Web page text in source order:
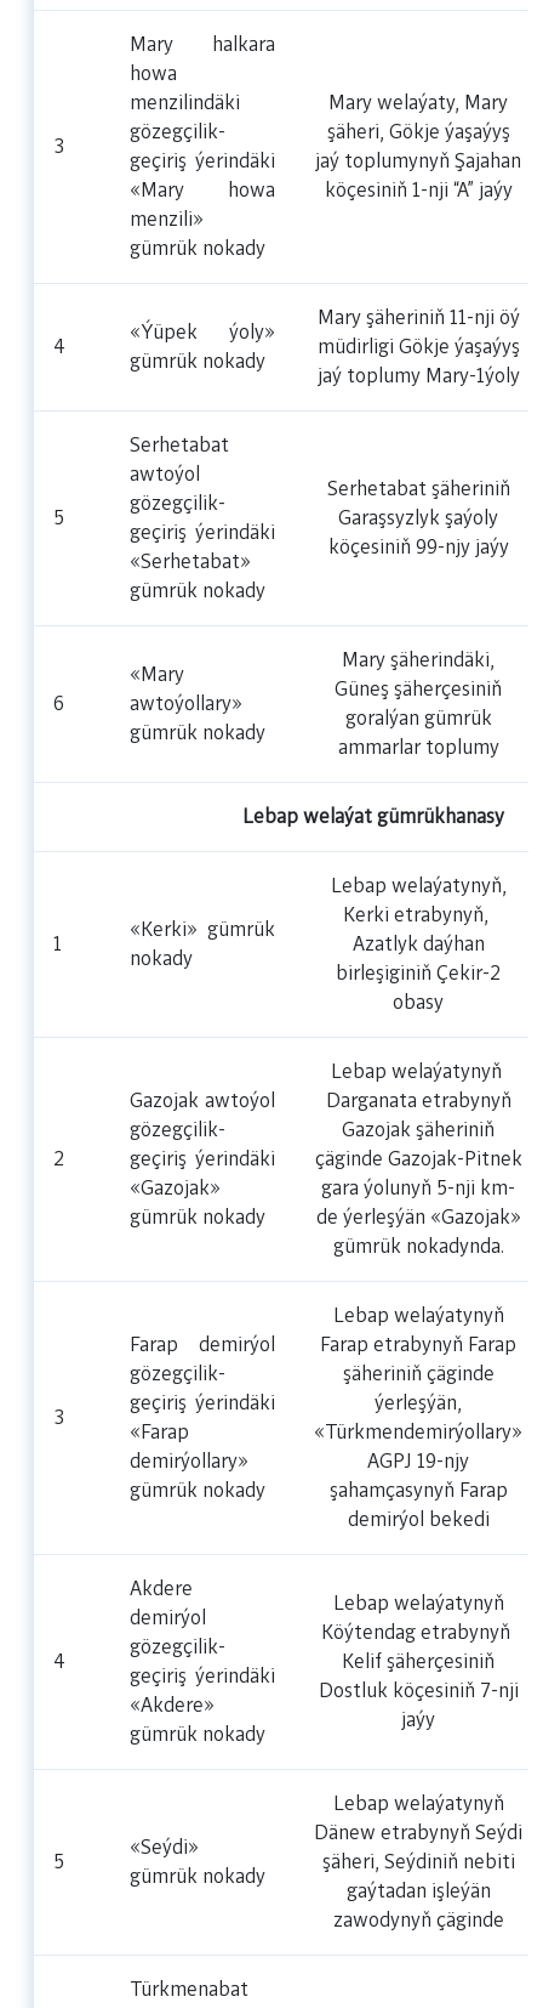
3
Mary halkara
howa
menzilindäki
gözegçilik-
geçiriş ýerindäki
«Mary howa
menzili»
gümrük nokady
Mary welaýaty, Mary
şäheri, Gökje ýaşaýyş
jaý toplumynyň Şajahan
köçesiniň 1-nji “A” jaýy
4
«Ýüpek ýoly»
gümrük nokady
Mary şäheriniň 11-nji öý
müdirligi Gökje ýaşaýyş
jaý toplumy Mary-1ýoly
5
Serhetabat
awtoýol
gözegçilik-
geçiriş ýerindäki
«Serhetabat»
gümrük nokady
Serhetabat şäheriniň
Garaşsyzlyk şaýoly
köçesiniň 99-njy jaýy
6
«Mary
awtoýollary»
gümrük nokady
Mary şäherindäki,
Güneş şäherçesiniň
goralýan gümrük
ammarlar toplumy
Lebap welaýat gümrükhanasy
1
«Kerki» gümrük
nokady
Lebap welaýatynyň,
Kerki etrabynyň,
Azatlyk daýhan
birleşiginiň Çekir-2
obasy
2
Gazojak awtoýol
gözegçilik-
geçiriş ýerindäki
«Gazojak»
gümrük nokady
Lebap welaýatynyň
Darganata etrabynyň
Gazojak şäheriniň
çäginde Gazojak-Pitnek
gara ýolunyň 5-nji km-
de ýerleşýän «Gazojak»
gümrük nokadynda.
3
Farap demirýol
gözegçilik-
geçiriş ýerindäki
«Farap
demirýollary»
gümrük nokady
Lebap welaýatynyň
Farap etrabynyň Farap
şäheriniň çäginde
ýerleşýän,
«Türkmendemirýollary»
AGPJ 19-njy
şahamçasynyň Farap
demirýol bekedi
4
Akdere
demirýol
gözegçilik-
geçiriş ýerindäki
«Akdere»
gümrük nokady
Lebap welaýatynyň
Köýtendag etrabynyň
Kelif şäherçesiniň
Dostluk köçesiniň 7-nji
jaýy
5
«Seýdi»
gümrük nokady
Lebap welaýatynyň
Dänew etrabynyň Seýdi
şäheri, Seýdiniň nebiti
gaýtadan işleýän
zawodynyň çäginde
Türkmenabat